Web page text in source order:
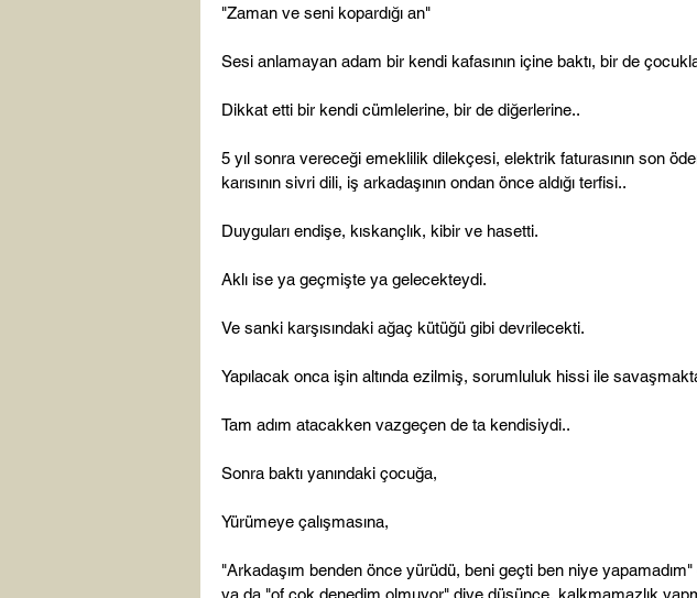
"Zaman ve seni kopardığı an"
Sesi anlamayan adam bir kendi kafasının içine baktı, bir de
Dikkat etti bir kendi cümlelerine, bir de diğerlerine..
5 yıl sonra vereceği emeklilik dilekçesi, elektrik faturasının son
karısının sivri dili, iş arkadaşının ondan önce aldığı terfisi..
Duyguları endişe, kıskançlık, kibir ve hasetti.
Aklı ise ya geçmişte ya gelecekteydi.
Ve sanki karşısındaki ağaç kütüğü gibi devrilecekti.
Yapılacak onca işin altında ezilmiş, sorumluluk hissi ile
Tam adım atacakken vazgeçen de ta kendisiydi..
Sonra baktı yanındaki çocuğa,
Yürümeye çalışmasına,
"Arkadaşım benden önce yürüdü, beni geçti ben niye
ya da "of çok denedim olmuyor" diye düşünce, kalkmamazlık